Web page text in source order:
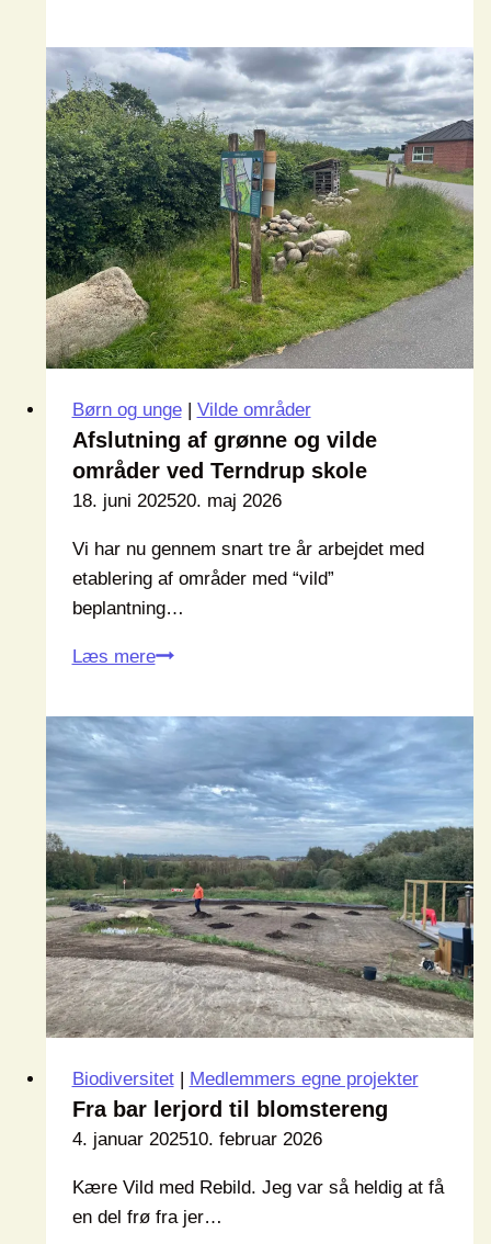
på
ØU
Børn og unge| Vilde områder
Afslutning af grønne og vilde
områder ved Terndrup skole
18. juni 202520. maj 2026
Vi har nu gennem snart tre år arbejdet med
etablering af områder med “vild”
beplantning…
Læs mereAfslutning
grønne
og
områder
ved
Terndrup
skole
Biodiversitet| Medlemmers egne projekter
Fra bar lerjord til blomstereng
4. januar 202510. februar 2026
Kære Vild med Rebild. Jeg var så heldig at få
en del frø fra jer…